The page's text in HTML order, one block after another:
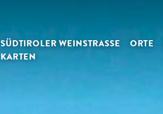
SÜDTIROLER WEINSTRASSE ORTE
KARTEN